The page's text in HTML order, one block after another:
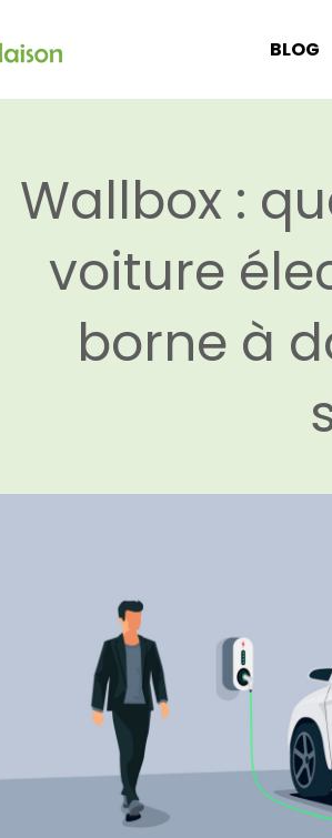
BLOG
Wallbox :
voiture
borne à